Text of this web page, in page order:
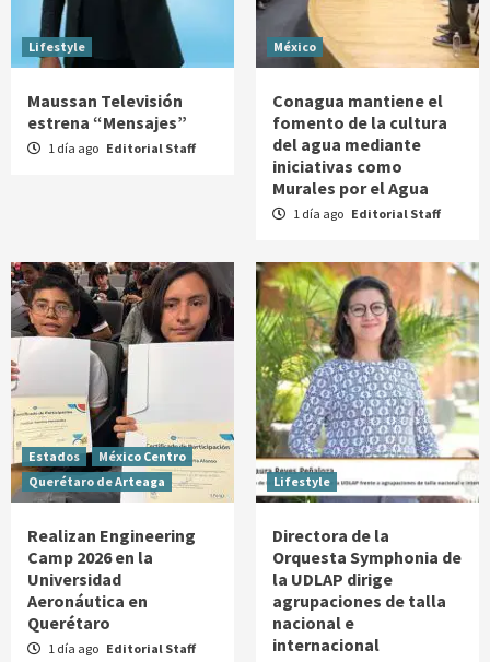
Lifestyle
Maussan Televisión
estrena “Mensajes”
1 día ago Editorial Staff
México
Conagua mantiene el
fomento de la cultura
del agua mediante
iniciativas como
Murales por el Agua
1 día ago Editorial Staff
Estados
México Centro
Querétaro de Arteaga
Realizan Engineering
Camp 2026 en la
Universidad
Aeronáutica en
Querétaro
1 día ago Editorial Staff
Lifestyle
Directora de la
Orquesta Symphonia de
la UDLAP dirige
agrupaciones de talla
nacional e
internacional